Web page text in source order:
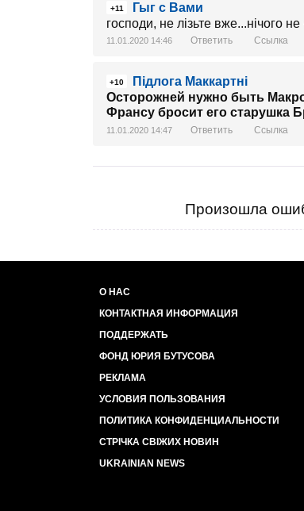
+11
Гыг с Вами
господи, не лізьте вже...нічого не
11.01.2020 14:46 Ответить Ссылка
+10
Підлога Маккартні
Осторожней нужно быть
Франсу бросит его старушка
11.01.2020 14:47 Ответить Ссылка
Произошла
О НАС
КОНТАКТНАЯ ИНФОРМАЦИЯ
ПОДДЕРЖАТЬ
ФОНД ЮРИЯ БУТУСОВА
РЕКЛАМА
УСЛОВИЯ ПОЛЬЗОВАНИЯ
ПОЛИТИКА КОНФИДЕНЦИАЛЬНОСТИ
СТРІЧКА СВІЖИХ НОВИН
UKRAINIAN NEWS